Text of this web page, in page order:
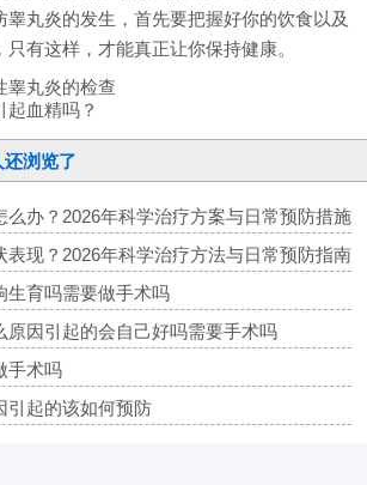
睾丸炎的发生，首先要把握好你的饮食以及
有这样，才能真正让你保持健康。
睾丸炎的检查
起血精吗？
浏览了
么办？2026年科学治疗方案与日常预防措施
表现？2026年科学治疗方法与日常预防指南
生育吗需要做手术吗
原因引起的会自己好吗需要手术吗
手术吗
引起的该如何预防